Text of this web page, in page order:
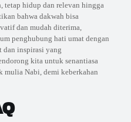
tetap hidup dan relevan hingga
bahwa dakwah bisa
dan mudah diterima,
penghubung hati umat dengan
dan inspirasi yang
kita untuk senantiasa
mulia Nabi, demi keberkahan